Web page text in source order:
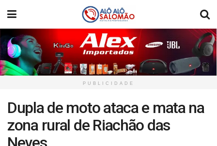
PUBLICIDADE
Dupla de moto ataca e mata na
zona rural de Riachão das